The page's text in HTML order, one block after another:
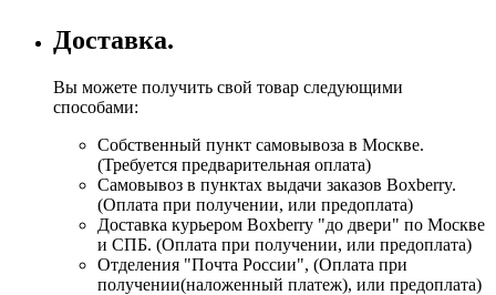
Доставка.
Вы можете получить свой товар следующими
способами:
Собственный пункт самовывоза в Москве.
(Требуется предварительная оплата)
Самовывоз в пунктах выдачи заказов Boxberry.
(Оплата при получении, или предоплата)
Доставка курьером Boxberry "до двери" по Москве
и СПБ. (Оплата при получении, или предоплата)
Отделения "Почта России", (Оплата при
получении(наложенный платеж), или предоплата)